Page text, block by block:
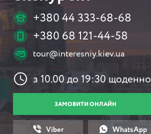
+380 44 333-68-68
+380 68 121-44-58
tour@interesniy.kiev.ua
з 10.00 до 19:30 щоденно
ЗАМОВИТИ ОНЛАЙН
Viber WhatsApp